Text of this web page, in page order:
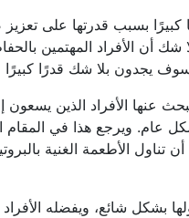
كبيرًا بسبب قدرتها على
شك أن الأفراد المهتمين
سوف يجدون بلا شك قدرًا كبيرًا
عنها الأفراد الذين يسعون
عام. ويرجع هذا في المقام
تناول الأطعمة الغنية
بشكل شائع، ويفضله